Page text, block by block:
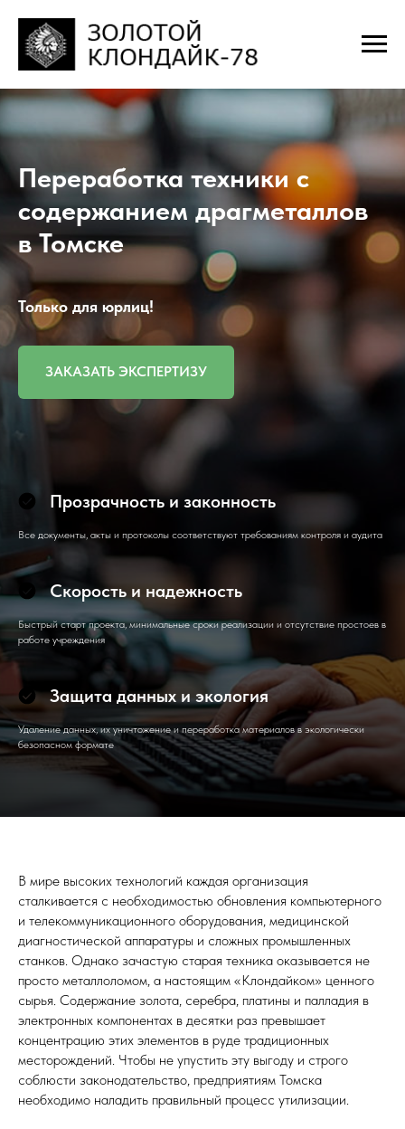
Переработка техники с
содержанием драгметаллов
в Томске
Только для юрлиц!
ЗАКАЗАТЬ ЭКСПЕРТИЗУ
Прозрачность и законность
Все документы, акты и протоколы соответствуют требованиям контроля и аудита
Скорость и надежность
Быстрый старт проекта, минимальные сроки реализации и отсутствие простоев в
работе учреждения
Защита данных и экология
Удаление данных, их уничтожение и переработка материалов в экологически
безопасном формате
В мире высоких технологий каждая организация
сталкивается с необходимостью обновления компьютерного
и телекоммуникационного оборудования, медицинской
диагностической аппаратуры и сложных промышленных
станков. Однако зачастую старая техника оказывается не
просто металлоломом, а настоящим «Клондайком» ценного
сырья. Содержание золота, серебра, платины и палладия в
электронных компонентах в десятки раз превышает
концентрацию этих элементов в руде традиционных
месторождений. Чтобы не упустить эту выгоду и строго
соблюсти законодательство, предприятиям Томска
необходимо наладить правильный процесс утилизации.